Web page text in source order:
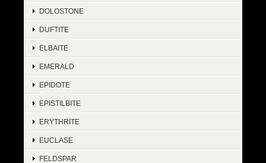
DOLOSTONE
DUFTITE
ELBAITE
EMERALD
EPIDOTE
EPISTILBITE
ERYTHRITE
EUCLASE
FELDSPAR